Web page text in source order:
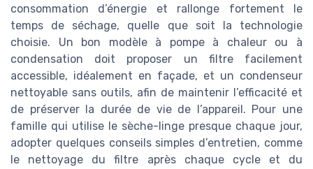
consommation d’énergie et rallonge fortement le
temps de séchage, quelle que soit la technologie
choisie. Un bon modèle à pompe à chaleur ou à
condensation doit proposer un filtre facilement
accessible, idéalement en façade, et un condenseur
nettoyable sans outils, afin de maintenir l’efficacité et
de préserver la durée de vie de l’appareil. Pour une
famille qui utilise le sèche-linge presque chaque jour,
adopter quelques conseils simples d’entretien, comme
le nettoyage du filtre après chaque cycle et du